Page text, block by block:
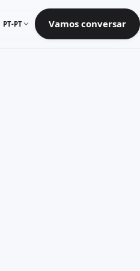
PT-PT Vamos conversar